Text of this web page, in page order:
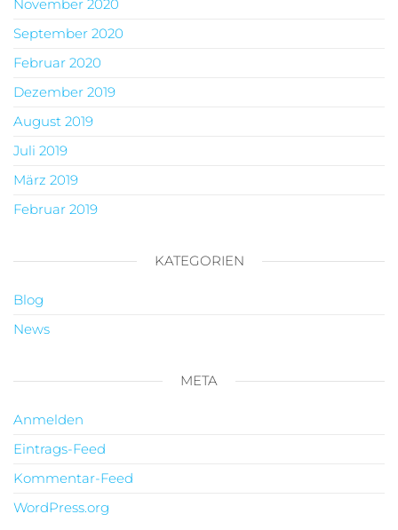
November 2020
September 2020
Februar 2020
Dezember 2019
August 2019
Juli 2019
März 2019
Februar 2019
KATEGORIEN
Blog
News
META
Anmelden
Eintrags-Feed
Kommentar-Feed
WordPress.org